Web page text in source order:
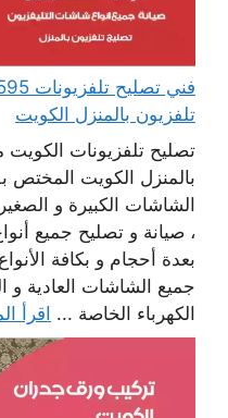
تلفزيون بالمنزل الكويت
تصليح تلفزيونات
بالمنزل الكويت المختص
الشاشات الكبيرة و
، صيانة و تصليح جميع
بعدة أحجام و بكافة
جميع الشاشات العادية
الكهرباء الخاصة ... اقرأ